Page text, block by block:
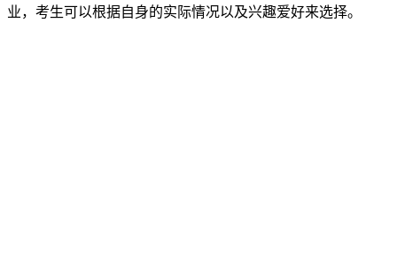
业，考生可以根据自身的实际情况以及兴趣爱好来选择。